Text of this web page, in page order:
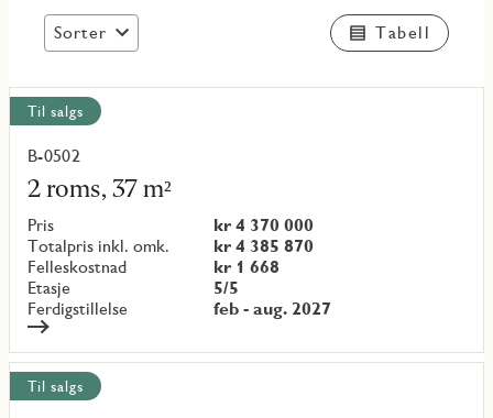
Sorter Tabell
Vis
alle
objekt
Til salgs
B-0502
2 roms, 37 m²
Pris
kr 4 370 000
Totalpris inkl. omk.
kr 4 385 870
Felleskostnad
kr 1 668
Etasje
5/5
Ferdigstillelse
feb - aug. 2027
Les
mer
om
objekt
{objectNumber}
Til salgs